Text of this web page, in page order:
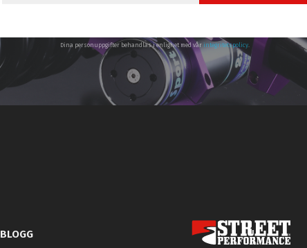
Dina personuppgifter behandlas i enlighet med vår integritetspolicy
BLOGG